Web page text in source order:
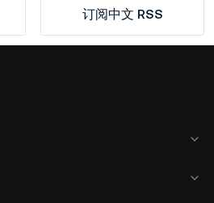
订阅中文 RSS